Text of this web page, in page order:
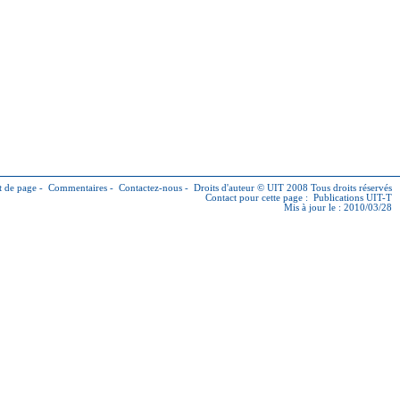
de page - Commentaires - Contactez-nous - Droits d'auteur © UIT 2008 Tous droits réservés
Contact pour cette page : Publications UIT-T
Mis à jour le : 2010/03/28